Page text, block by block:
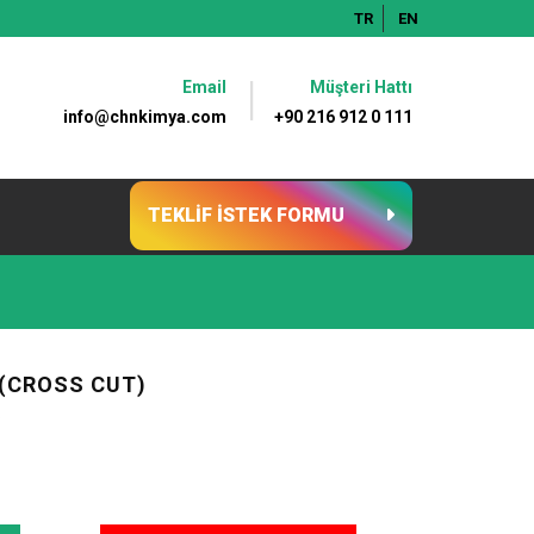
TR EN
Müşteri Hattı
+90 216 912 0 111
Email
info@chnkimya.com
TEKLİF İSTEK FORMU
CUT)